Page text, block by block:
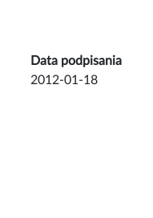
Data podpisania
2012-01-18